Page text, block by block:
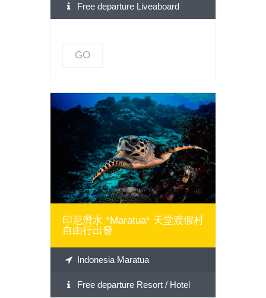
Free departure Liveaboard
GO
GO
印尼潛水 *Maratua* 天堂渡假村
自由行出發
Indonesia Maratua
Free departure Resort / Hotel